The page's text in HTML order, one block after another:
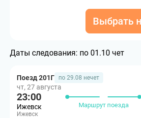
Выбрать
Даты следования: по 01.10 чет
Поезд 201Г по 29.08 нечет
чт, 27 августа
23:00
Ижевск
Ижевск
Маршрут поезда